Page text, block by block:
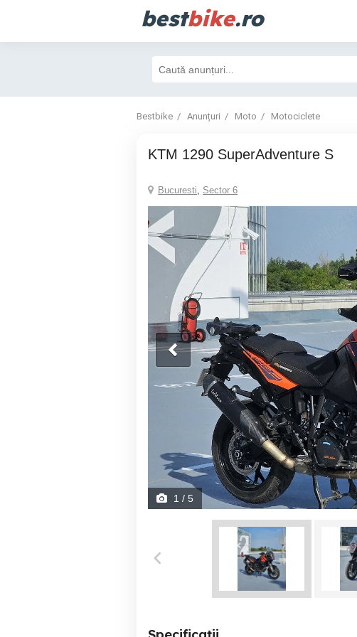
bestbike.ro
Bestbike Anunțuri Moto Motociclete
KTM 1290 SuperAdventure S
Bucuresti, Sector 6
1 / 5